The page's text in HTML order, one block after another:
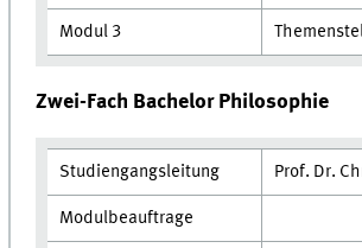
Modul 3
Zwei-Fach Bachelor Philosophie
Studiengangsleitung Prof. Dr.
Modulbeauftrage